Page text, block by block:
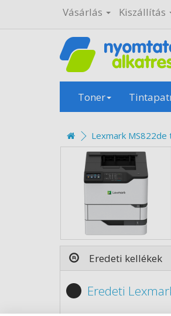
Vásárlás Kiszállítás
Toner
Lexmark MS822de
Eredeti kellékek
Eredeti